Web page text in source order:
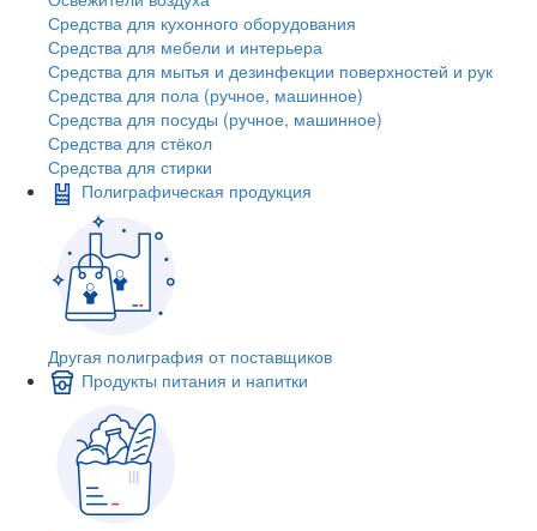
Средства для кухонного оборудования
Средства для мебели и интерьера
Средства для мытья и дезинфекции поверхностей и рук
Средства для пола (ручное, машинное)
Средства для посуды (ручное, машинное)
Средства для стёкол
Средства для стирки
Полиграфическая продукция
Другая полиграфия от поставщиков
Продукты питания и напитки